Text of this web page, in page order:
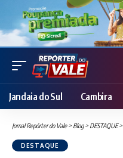
Jandaia do Sul Cambira
Jornal Repórter do Vale> Blog> DESTAQUE>
DESTAQUE